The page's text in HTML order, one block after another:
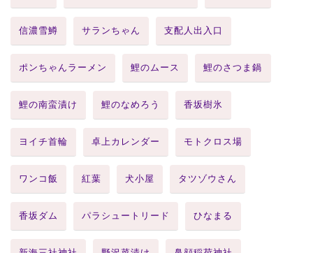
信濃雪鱒 サランちゃん 支配人出入口
ポンちゃんラーメン 鯉のムース 鯉のさつま鍋
鯉の南蛮漬け 鯉のなめろう 香坂樹氷
ヨイチ首輪 卓上カレンダー モトクロス場
ワンコ飯 紅葉 犬小屋 タツゾウさん
香坂ダム パラシュートリード ひなまる